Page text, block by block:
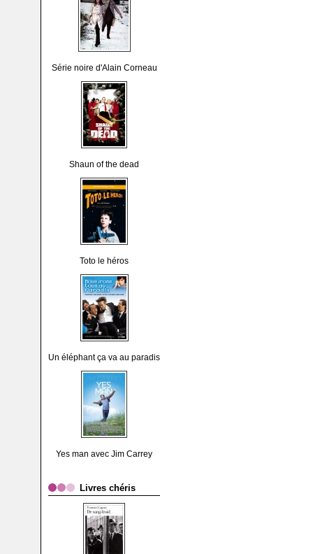
Série noire d'Alain Corneau
Shaun of the dead
Toto le héros
Un éléphant ça va au paradis
Yes man avec Jim Carrey
Livres chéris